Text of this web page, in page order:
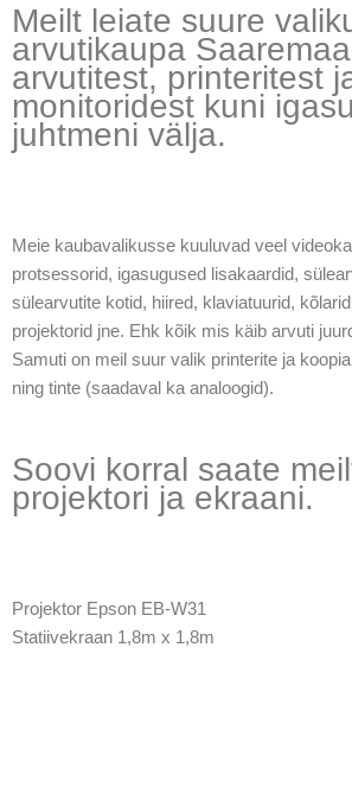
Meilt leiate suure
arvutikaupa
arvutitest, printeritest
monitoridest kuni
juhtmeni välja.
Meie kaubavalikusse kuuluvad veel
protsessorid, igasugused lisakaardid,
sülearvutite kotid, hiired, klaviatuurid,
projektorid jne. Ehk kõik mis käib arvuti
Samuti on meil suur valik printerite ja
ning tinte (saadaval ka analoogid).
Soovi korral saate
projektori ja ekraani.
Projektor Epson EB-W31
Statiivekraan 1,8m x 1,8m